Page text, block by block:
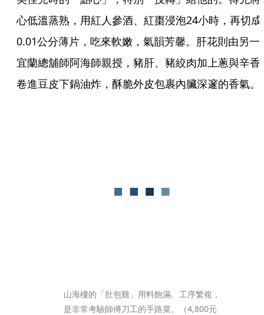
心低溫蒸熟，用紅人參酒、紅棗浸泡24小時，再切成
0.01公分薄片，吃來軟嫩，氣韻芳馨。肝花則由另一
宜蘭總舖師阿海師親授，豬肝、豬絞肉加上蔥與辛香
卷進豆皮下鍋油炸，酥脆外皮包裹內臟深邃的香氣。
山海樓的「肚包雞」用料飽滿、工序繁複，
是非常考驗師傅刀工的手路菜。（4,800元